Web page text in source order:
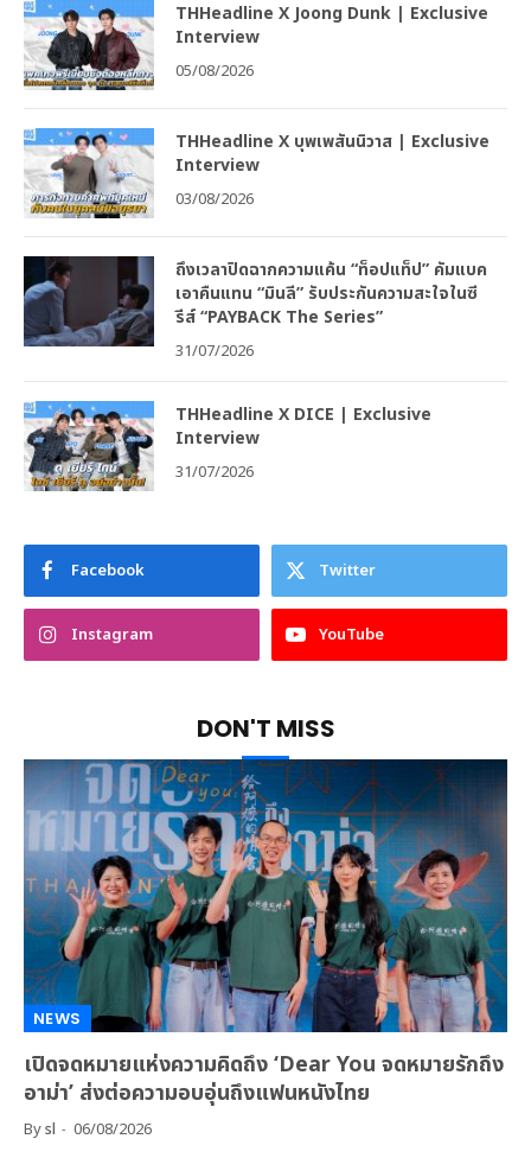
THHeadline X Joong Dunk | Exclusive
Interview
05/08/2026
THHeadline X บุพเพสันนิวาส | Exclusive
Interview
03/08/2026
ถึงเวลาปิดฉากความแค้น “ท็อปแท็ป” คัมแบค
เอาคืนแทน “มินลี” รับประกันความสะใจในซี
รีส์ “PAYBACK The Series”
31/07/2026
THHeadline X DICE | Exclusive
Interview
31/07/2026
Facebook Twitter
Instagram YouTube
DON'T MISS
NEWS
เปิดจดหมายแห่งความคิดถึง ‘Dear You จดหมายรักถึง
อาม่า’ ส่งต่อความอบอุ่นถึงแฟนหนังไทย
Bysl 06/08/2026